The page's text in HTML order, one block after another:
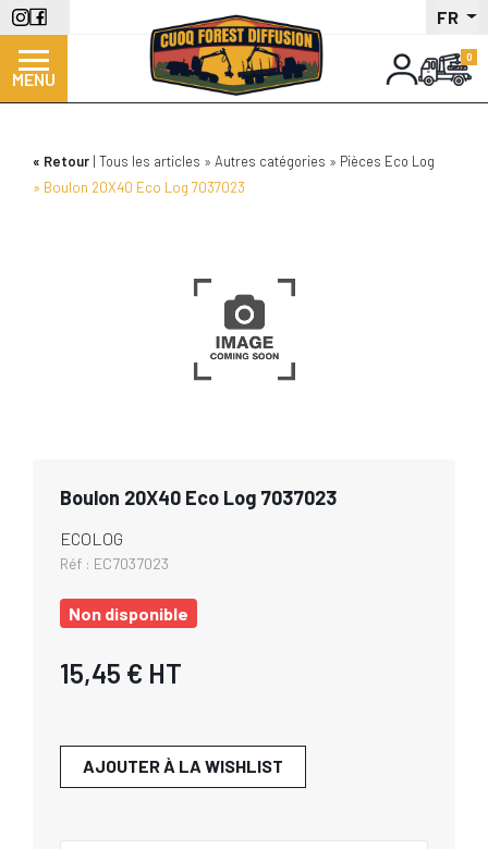
Aller
au
contenu
principal
FR
MENU
Retour Tous les articles Autres catégories
Pièces Eco Log
Boulon 20X40 Eco Log 7037023
Boulon 20X40 Eco Log 7037023
ECOLOG
Réf : EC7037023
Non disponible
15,45 € HT
AJOUTER À LA WISHLIST